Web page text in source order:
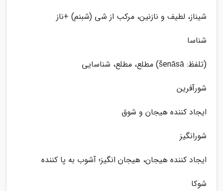
شیناز، لطیف و نازنین، مرکب از شی (شبنم) +ناز
شناسا
(تلفظ: šenāsā) مطلع، مطلع، شناسایی
شورآفرین
ایجاد کننده هیجان و شوق
شورانگیز
ایجاد کننده هیجان، هیجان انگیز؛ آشوب به پا کننده
شوکا